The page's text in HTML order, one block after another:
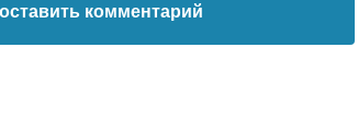
комментарий